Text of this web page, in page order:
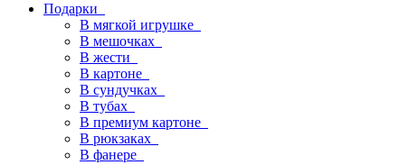
Подарки
В мягкой игрушке
В мешочках
В жести
В картоне
В сундучках
В тубах
В премиум картоне
В рюкзаках
В фанере